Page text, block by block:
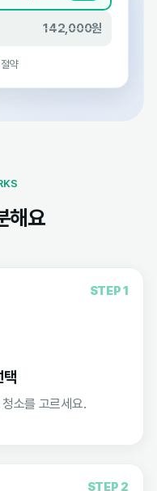
142,000원
절약
해요
STEP 1
택
청소를 고르세요.
STEP 2